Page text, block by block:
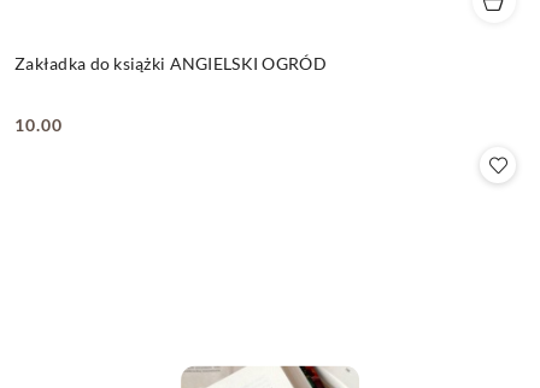
Zakładka do książki ANGIELSKI OGRÓD
Cena:
10.00